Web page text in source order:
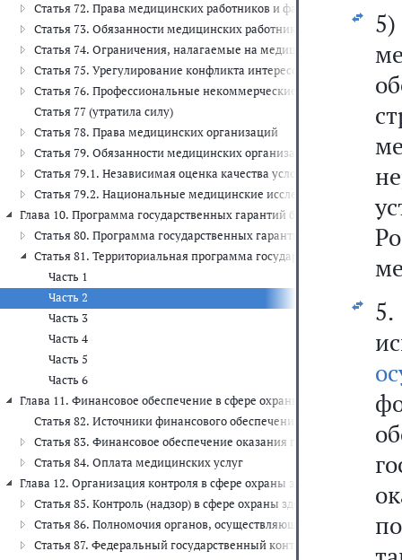
Статья 72. Права медицинских работников и фармацевтических
Статья 73. Обязанности медицинских работников и
Статья 74. Ограничения, налагаемые на медицинских
Статья 75. Урегулирование конфликта интересов при
Статья 76. Профессиональные некоммерческие организации,
Статья 77 (утратила силу)
Статья 78. Права медицинских организаций
Статья 79. Обязанности медицинских организаций
Статья 79.1. Независимая оценка качества условий оказания
Статья 79.2. Национальные медицинские исследовательские
Глава 10. Программа государственных гарантий бесплатного
Статья 80. Программа государственных гарантий бесплатного
Статья 81. Территориальная программа государственных
Часть 1
Часть 2
Часть 3
Часть 4
Часть 5
Часть 6
Глава 11. Финансовое обеспечение в сфере охраны здоровья (ст.ст.
Статья 82. Источники финансового обеспечения в сфере охраны
Статья 83. Финансовое обеспечение оказания гражданам
Статья 84. Оплата медицинских услуг
Глава 12. Организация контроля в сфере охраны здоровья (ст.ст. 85 -
Статья 85. Контроль (надзор) в сфере охраны здоровья
Статья 86. Полномочия органов, осуществляющих
Статья 87. Федеральный государственный контроль (надзор)